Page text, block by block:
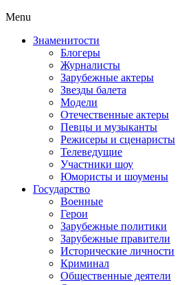
Menu
Знаменитости
Блогеры
Журналисты
Зарубежные актеры
Звезды балета
Модели
Отечественные актеры
Певцы и музыканты
Режисеры и сценаристы
Телеведущие
Участники шоу
Юмористы и шоумены
Государство
Военные
Герои
Зарубежные политики
Зарубежные правители
Исторические личности
Криминал
Общественные деятели